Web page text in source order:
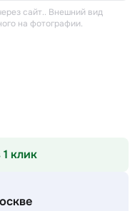
сайт.. Внешний вид
на фотографии.
клик